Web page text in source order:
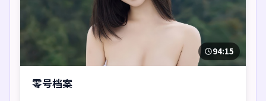
94:15
零号档案